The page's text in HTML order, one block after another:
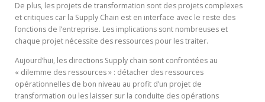
De plus, les projets de transformation sont des projets complexes
et critiques car la Supply Chain est en interface avec le reste des
fonctions de l’entreprise. Les implications sont nombreuses et
chaque projet nécessite des ressources pour les traiter.
Aujourd’hui, les directions Supply chain sont confrontées au
« dilemme des ressources » : détacher des ressources
opérationnelles de bon niveau au profit d’un projet de
transformation ou les laisser sur la conduite des opérations